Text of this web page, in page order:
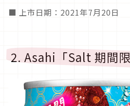
■ 上市日期：2021年7月20日
2. Asahi「Salt 期間